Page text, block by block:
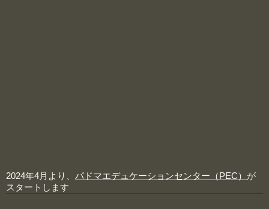
2024年4月より、 パドマエデュケーションセンター（PEC） が
スタートします